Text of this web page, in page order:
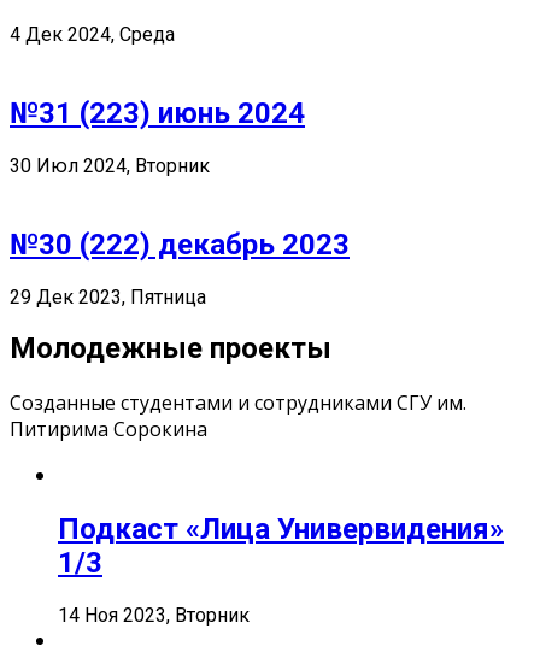
4 Дек 2024, Среда
№31 (223) июнь 2024
30 Июл 2024, Вторник
№30 (222) декабрь 2023
29 Дек 2023, Пятница
Молодежные проекты
Созданные студентами и сотрудниками СГУ им.
Питирима Сорокина
Подкаст «Лица Универвидения»
1/3
14 Ноя 2023, Вторник